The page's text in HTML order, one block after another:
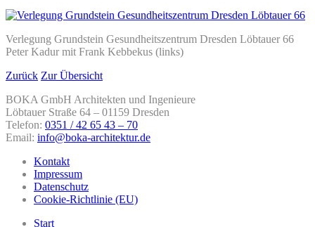
Verlegung Grundstein Gesundheitszentrum Dresden Löbtauer 66
Peter Kadur mit Frank Kebbekus (links)
Zurück Zur Übersicht
BOKA GmbH Architekten und Ingenieure
Löbtauer Straße 64 – 01159 Dresden
Telefon: 0351 / 42 65 43 – 70
Email: info@boka-architektur.de
Kontakt
Impressum
Datenschutz
Cookie-Richtlinie (EU)
Start